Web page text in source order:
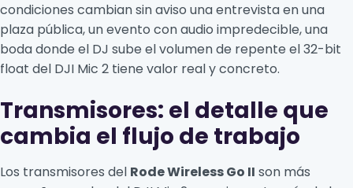
condiciones cambian sin aviso una entrevista en una
plaza pública, un evento con audio impredecible, una
boda donde el DJ sube el volumen de repente el 32-bit
float del DJI Mic 2 tiene valor real y concreto.
Transmisores: el detalle que
cambia el flujo de trabajo
Los transmisores del Rode Wireless Go II son más